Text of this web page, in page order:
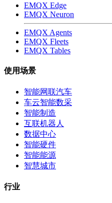
EMQX Edge
EMQX Neuron
EMQX Agents
EMQX Fleets
EMQX Tables
使用场景
智能网联汽车
车云智能数采
智能制造
互联机器人
数据中心
智能硬件
智能能源
智慧城市
行业